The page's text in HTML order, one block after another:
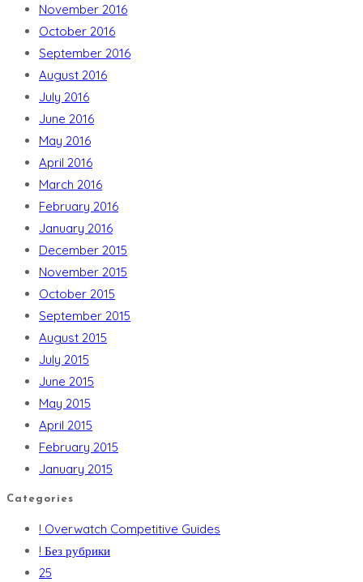
November 2016
October 2016
September 2016
August 2016
July 2016
June 2016
May 2016
April 2016
March 2016
February 2016
January 2016
December 2015
November 2015
October 2015
September 2015
August 2015
July 2015
June 2015
May 2015
April 2015
February 2015
January 2015
Categories
! Overwatch Competitive Guides
! Без рубрики
25